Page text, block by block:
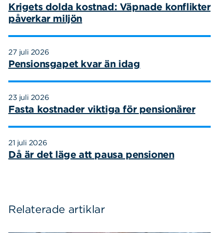
Krigets dolda kostnad: Väpnade konflikter
påverkar miljön
27 juli 2026
Pensionsgapet kvar än idag
23 juli 2026
Fasta kostnader viktiga för pensionärer
21 juli 2026
Då är det läge att pausa pensionen
Relaterade artiklar